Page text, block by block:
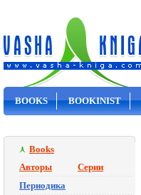
BOOKS BOOKINIST
Books
Авторы
Серии
Периодика